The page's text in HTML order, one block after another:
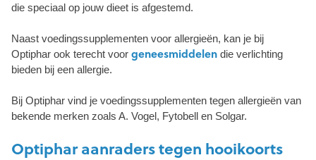
die speciaal op jouw dieet is afgestemd.
Naast voedingssupplementen voor allergieën, kan je bij
Optiphar ook terecht voor geneesmiddelen die verlichting
bieden bij een allergie.
Bij Optiphar vind je voedingssupplementen tegen allergieën van
bekende merken zoals A. Vogel, Fytobell en Solgar.
Optiphar aanraders tegen hooikoorts